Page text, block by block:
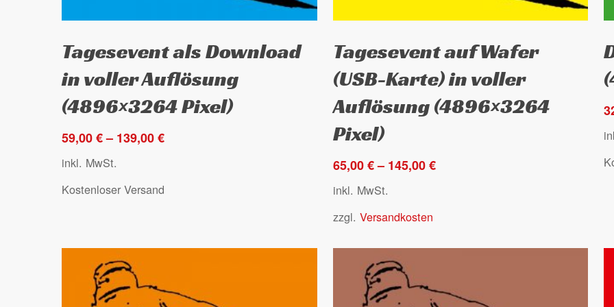
Produkt
weist
mehrere
Varianten
Die
Optionen
können
gewählt
werden
Tagesevent als Download
in voller Auflösung
(4896×3264 Pixel)
59,00€– 139,00€
inkl. MwSt.
Kostenloser Versand
Produkt
weist
mehrere
Varianten
auf.
Die
Optionen
können
der
gewählt
werden
Tagesevent auf Wafer
(USB-Karte) in voller
Auflösung (4896×3264
Pixel)
65,00€– 145,00€
inkl. MwSt.
zzgl. Versandkosten